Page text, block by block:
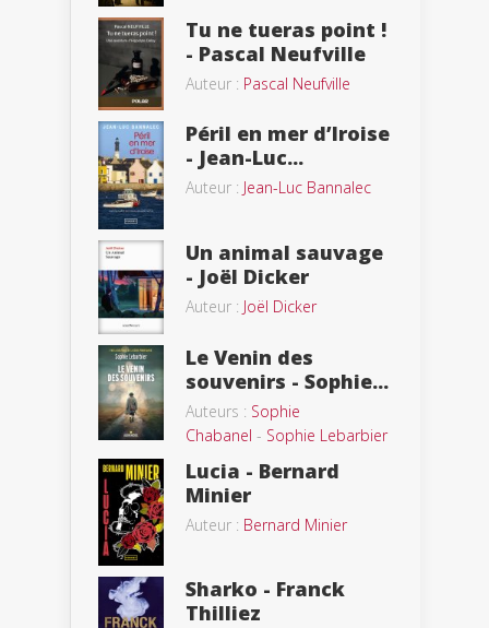
Tu ne tueras point !
- Pascal Neufville
Auteur : Pascal Neufville
Péril en mer d’Iroise
- Jean-Luc...
Auteur : Jean-Luc Bannalec
Un animal sauvage
- Joël Dicker
Auteur : Joël Dicker
Le Venin des
souvenirs - Sophie...
Auteurs : Sophie
Chabanel - Sophie Lebarbier
Lucia - Bernard
Minier
Auteur : Bernard Minier
Sharko - Franck
Thilliez